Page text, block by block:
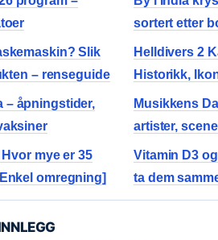
sortert etter
Slik
– renseguide
Helldivers 2
Historikk,
– åpningstider,
Musikkens
artister,
mye er 35
omregning]
Vitamin D3
ta dem